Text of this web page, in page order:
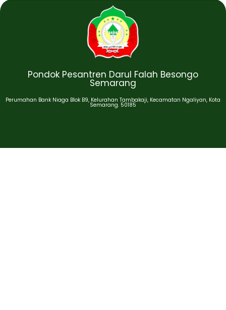
Pondok Pesantren Darul Falah Besongo
Semarang
Perumahan Bank Niaga Blok B9, Kelurahan Tambakaji, Kecamatan Ngaliyan, Kota
Semarang. 50185